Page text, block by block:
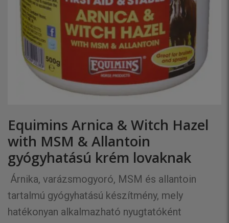
Equimins Arnica & Witch Hazel
with MSM & Allantoin
gyógyhatású krém lovaknak
Árnika, varázsmogyoró, MSM és allantoin
tartalmú gyógyhatású készítmény, mely
hatékonyan alkalmazható nyugtatóként